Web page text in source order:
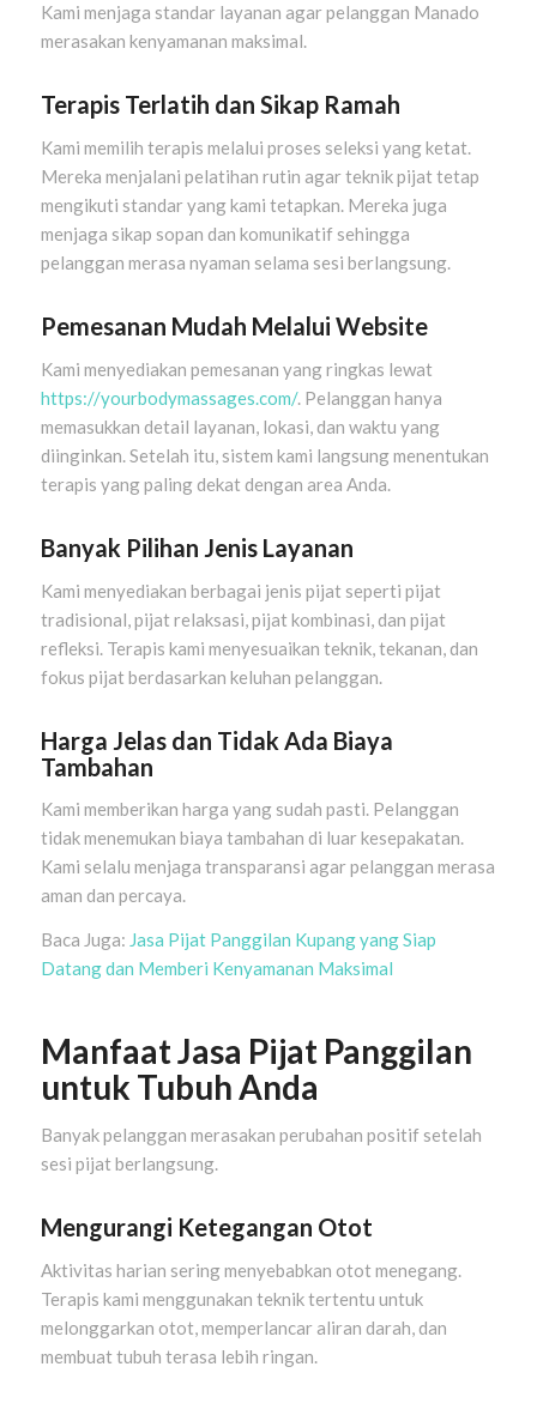
Kami menjaga standar layanan agar pelanggan Manado
merasakan kenyamanan maksimal.
Terapis Terlatih dan Sikap Ramah
Kami memilih terapis melalui proses seleksi yang ketat.
Mereka menjalani pelatihan rutin agar teknik pijat tetap
mengikuti standar yang kami tetapkan. Mereka juga
menjaga sikap sopan dan komunikatif sehingga
pelanggan merasa nyaman selama sesi berlangsung.
Pemesanan Mudah Melalui Website
Kami menyediakan pemesanan yang ringkas lewat
https://yourbodymassages.com/. Pelanggan hanya
memasukkan detail layanan, lokasi, dan waktu yang
diinginkan. Setelah itu, sistem kami langsung menentukan
terapis yang paling dekat dengan area Anda.
Banyak Pilihan Jenis Layanan
Kami menyediakan berbagai jenis pijat seperti pijat
tradisional, pijat relaksasi, pijat kombinasi, dan pijat
refleksi. Terapis kami menyesuaikan teknik, tekanan, dan
fokus pijat berdasarkan keluhan pelanggan.
Harga Jelas dan Tidak Ada Biaya
Tambahan
Kami memberikan harga yang sudah pasti. Pelanggan
tidak menemukan biaya tambahan di luar kesepakatan.
Kami selalu menjaga transparansi agar pelanggan merasa
aman dan percaya.
Baca Juga: Jasa Pijat Panggilan Kupang yang Siap
Datang dan Memberi Kenyamanan Maksimal
Manfaat Jasa Pijat Panggilan
untuk Tubuh Anda
Banyak pelanggan merasakan perubahan positif setelah
sesi pijat berlangsung.
Mengurangi Ketegangan Otot
Aktivitas harian sering menyebabkan otot menegang.
Terapis kami menggunakan teknik tertentu untuk
melonggarkan otot, memperlancar aliran darah, dan
membuat tubuh terasa lebih ringan.